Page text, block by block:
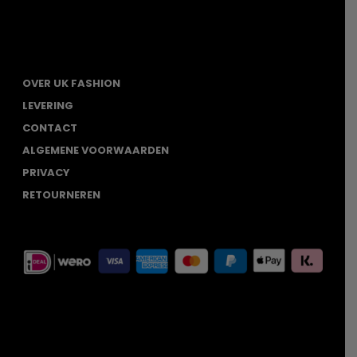
OVER UK FASHION
LEVERING
CONTACT
ALGEMENE VOORWAARDEN
PRIVACY
RETOURNEREN